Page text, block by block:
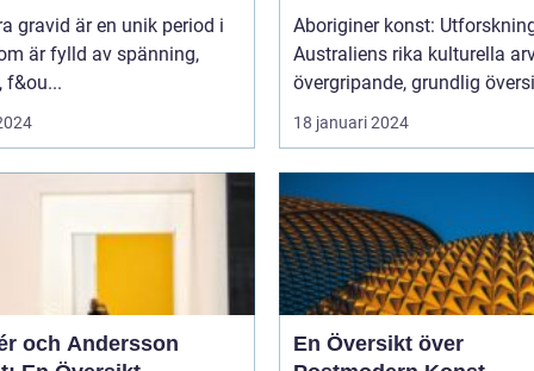
gravid är en unik period i
är fylld av spänning,
f&ou...
arv
Aboriginer konst:
Australiens rika kulturella arv
övergripande, grundlig
18 januari 2024
och Andersson
En Översikt över